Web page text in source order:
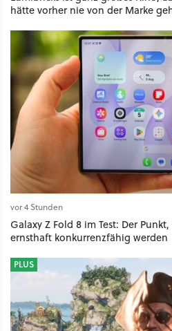
hätte vorher nie von der Marke
vor 4 Stunden
Galaxy Z Fold 8 im Test: Der
ernsthaft konkurrenzfähig werden
PLUS